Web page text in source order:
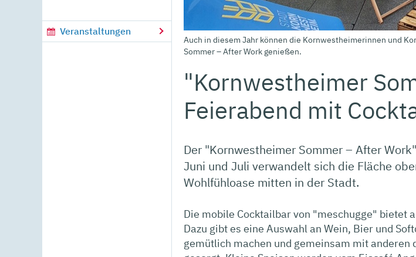
Veranstaltungen
Auch in diesem Jahr können die Kornwestheimerinnen und
Sommer – After Work genießen.
"Kornwestheimer
Feierabend mit
Der "Kornwestheimer Sommer – After
Juni und Juli verwandelt sich die Fläche
Wohlfühloase mitten in der Stadt.
Die mobile Cocktailbar von "meschugge" bietet
Dazu gibt es eine Auswahl an Wein, Bier und
gemütlich machen und gemeinsam mit